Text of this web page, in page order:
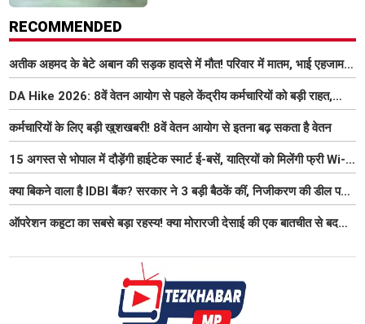
RECOMMENDED
अतीक अहमद के बेटे अबान की सड़क हादसे में मौत! परिवार में मातम, भाई एहजाम ने
क्या कहा? जानिए पूरा मामला
DA Hike 2026: 8वें वेतन आयोग से पहले केंद्रीय कर्मचारियों को बड़ी राहत,
महंगाई भत्ता 63% होने की संभावना
कर्मचारियों के लिए बड़ी खुशखबरी! 8वें वेतन आयोग से इतना बढ़ सकता है वेतन
15 अगस्त से भोपाल में दौड़ेंगी हाईटेक स्मार्ट ई-बसें, यात्रियों को मिलेंगी फ्री Wi-
Fi समेत आधुनिक सुविधा
क्या बिकने वाला है IDBI बैंक? सरकार ने 3 बड़ी बैठकें कीं, निजीकरण की डील पर
बढ़ी हलचल
ऑपरेशन कहूटा का सबसे बड़ा रहस्य! क्या मोरारजी देसाई की एक बातचीत से बदल